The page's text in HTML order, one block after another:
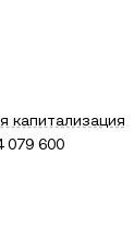
капитализация
079 600